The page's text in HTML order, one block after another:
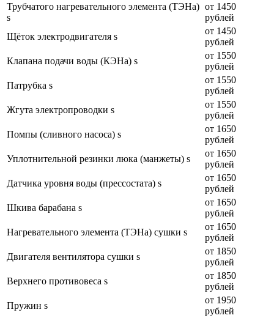
Трубчатого нагревательного элемента (ТЭНа)
s
от 1450
рублей
Щёток электродвигателя s
от 1450
рублей
Клапана подачи воды (КЭНа) s
от 1550
рублей
Патрубка s
от 1550
рублей
Жгута электропроводки s
от 1550
рублей
Помпы (сливного насоса) s
от 1650
рублей
Уплотнительной резинки люка (манжеты) s
от 1650
рублей
Датчика уровня воды (прессостата) s
от 1650
рублей
Шкива барабана s
от 1650
рублей
Нагревательного элемента (ТЭНа) сушки s
от 1650
рублей
Двигателя вентилятора сушки s
от 1850
рублей
Верхнего противовеса s
от 1850
рублей
Пружин s
от 1950
рублей